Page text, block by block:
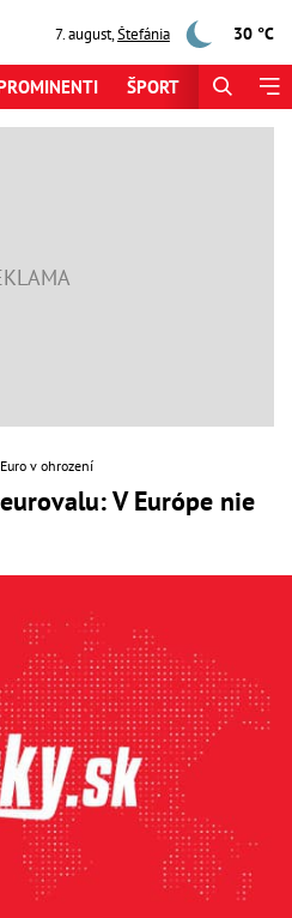
7. august,Štefánia 30 °C
ŠPORT
Euro v ohrození
V Európe nie